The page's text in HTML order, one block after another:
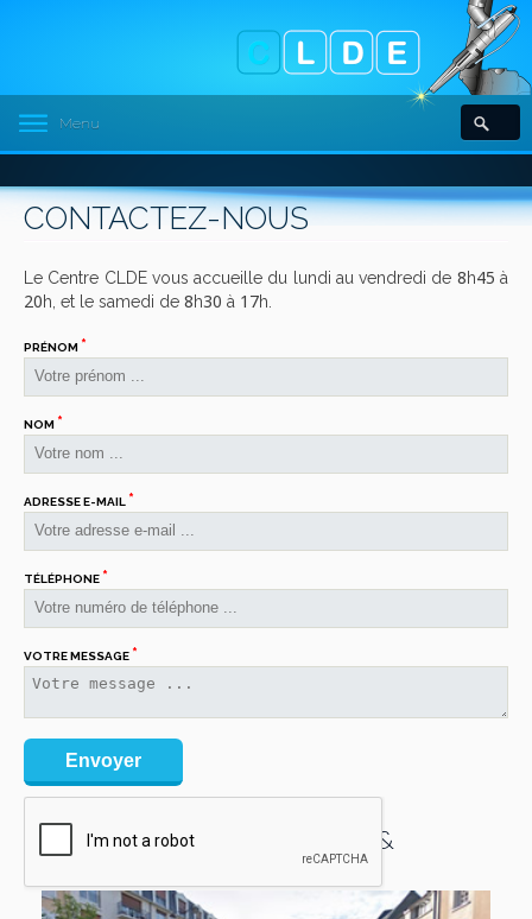
Menu
CONTACTEZ-NOUS
Le Centre CLDEvous accueille du lundi au vendredi de 8h45 à
20h, et le samedi de 8h30 à 17h.
PRÉNOM *
NOM *
ADRESSE E-MAIL *
TÉLÉPHONE *
VOTRE MESSAGE *
Centre Laser Dermatologique &
Esthétique de l’Essonne